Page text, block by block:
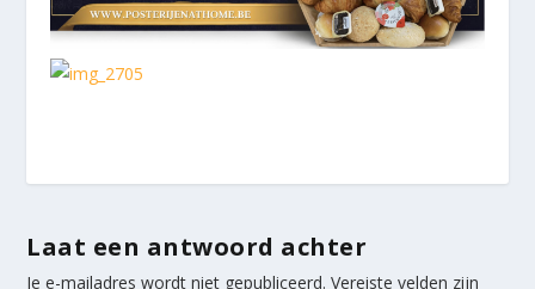
Laat een antwoord achter
Je e-mailadres wordt niet gepubliceerd. Vereiste velden zijn